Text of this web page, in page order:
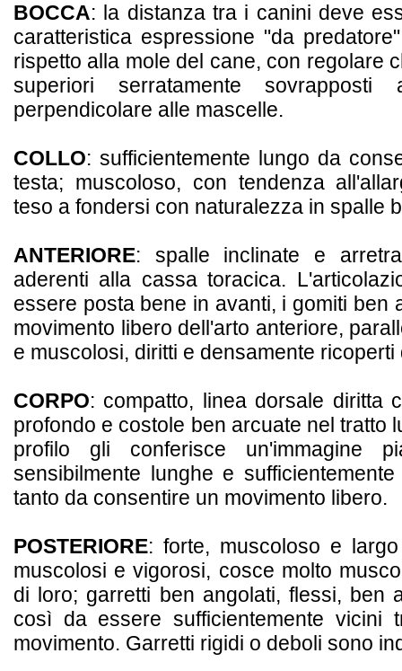
BOCCA: la distanza tra i canini deve
caratteristica espressione "da
rispetto alla mole del cane, con regolare
superiori serratamente
perpendicolare alle mascelle.
COLLO: sufficientemente lungo da
testa; muscoloso, con tendenza
teso a fondersi con naturalezza in spalle
ANTERIORE: spalle inclinate e
aderenti alla cassa toracica.
essere posta bene in avanti, i gomiti ben
movimento libero dell'arto anteriore,
e muscolosi, diritti e densamente
CORPO: compatto, linea dorsale diritta
profondo e costole ben arcuate nel tratto
profilo gli conferisce un'immagine
sensibilmente lunghe e
tanto da consentire un movimento libero.
POSTERIORE: forte, muscoloso e
muscolosi e vigorosi, cosce molto
di loro; garretti ben angolati, flessi, ben
così da essere sufficientemente
movimento. Garretti rigidi o deboli sono